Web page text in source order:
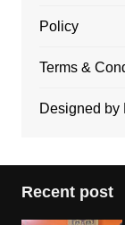
Policy
Terms &
Designed by
Recent post